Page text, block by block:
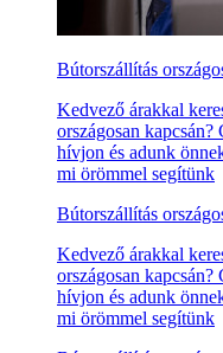
Bútorszállítás
Kedvező árakkal
országosan
hívjon és adunk
mi örömmel segítünk
Bútorszállítás
Kedvező árakkal
országosan
hívjon és adunk
mi örömmel segítünk